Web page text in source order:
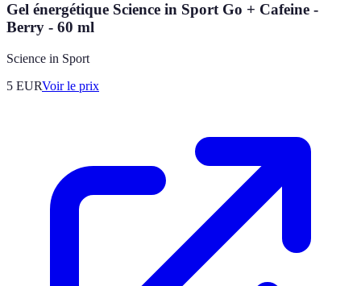
Gel énergétique Science in Sport Go + Cafeine -
Berry - 60 ml
Science in Sport
5 EURVoir le prix